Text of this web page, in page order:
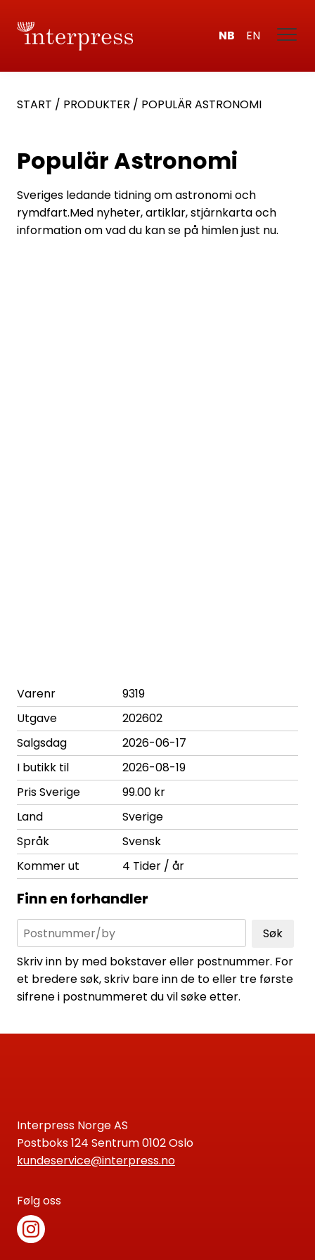
NB EN
START / PRODUKTER / POPULÄR ASTRONOMI
Populär Astronomi
Sveriges ledande tidning om astronomi och
rymdfart.Med nyheter, artiklar, stjärnkarta och
information om vad du kan se på himlen just nu.
Varenr
9319
Utgave
202602
Salgsdag
2026-06-17
I butikk til
2026-08-19
Pris Sverige
99.00 kr
Land
Sverige
Språk
Svensk
Kommer ut
4 Tider / år
Finn en forhandler
Søk
Skriv inn by med bokstaver eller postnummer. For
et bredere søk, skriv bare inn de to eller tre første
sifrene i postnummeret du vil søke etter.
Interpress Norge AS
Postboks 124 Sentrum 0102 Oslo
kundeservice@interpress.no
Følg oss